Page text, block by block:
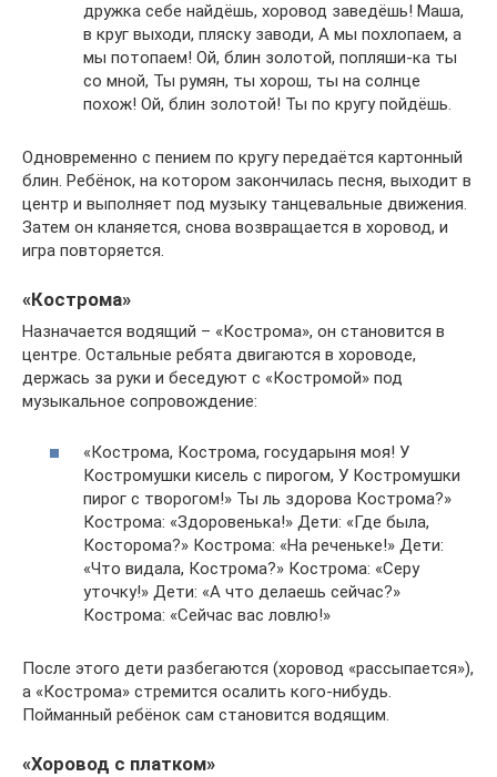
дружка себе найдёшь, хоровод заведёшь! Маша,
в круг выходи, пляску заводи, А мы похлопаем, а
мы потопаем! Ой, блин золотой, попляши-ка ты
со мной, Ты румян, ты хорош, ты на солнце
похож! Ой, блин золотой! Ты по кругу пойдёшь.
Одновременно с пением по кругу передаётся картонный
блин. Ребёнок, на котором закончилась песня, выходит в
центр и выполняет под музыку танцевальные движения.
Затем он кланяется, снова возвращается в хоровод, и
игра повторяется.
«Кострома»
Назначается водящий – «Кострома», он становится в
центре. Остальные ребята двигаются в хороводе,
держась за руки и беседуют с «Костромой» под
музыкальное сопровождение:
«Кострома, Кострома, государыня моя! У
Костромушки кисель с пирогом, У Костромушки
пирог с творогом!» Ты ль здорова Кострома?»
Кострома: «Здоровенька!» Дети: «Где была,
Косторома?» Кострома: «На реченьке!» Дети:
«Что видала, Кострома?» Кострома: «Серу
уточку!» Дети: «А что делаешь сейчас?»
Кострома: «Сейчас вас ловлю!»
После этого дети разбегаются (хоровод «рассыпается»),
а «Кострома» стремится осалить кого-нибудь.
Пойманный ребёнок сам становится водящим.
«Хоровод с платком»